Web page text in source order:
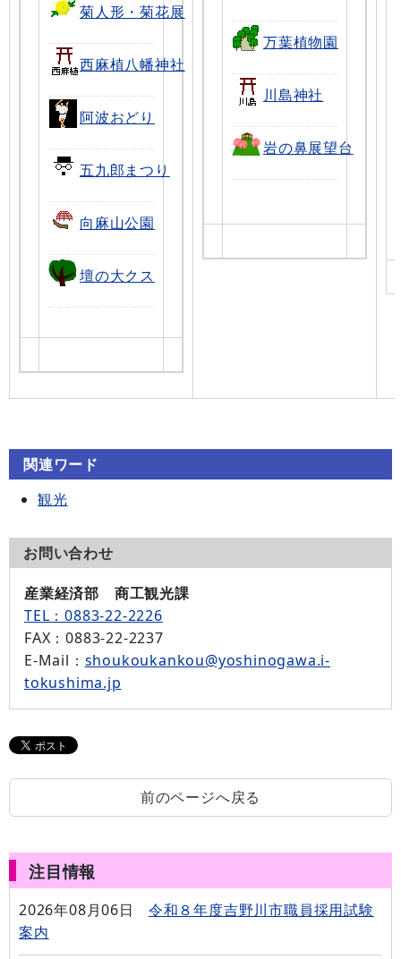
菊人形・菊花展
西麻植八幡神社
阿波おどり
五九郎まつり
向麻山公園
壇の大クス
万葉植物園
川島神社
岩の鼻展望台
関連ワード
観光
お問い合わせ
産業経済部 商工観光課
TEL：0883-22-2226
FAX ：0883-22-2237
E-Mail ： shoukoukankou@yoshinogawa.i-
tokushima.jp
前のページへ戻る
注目情報
2026年08月06日
令和８年度吉野川市職員採用試験
案内